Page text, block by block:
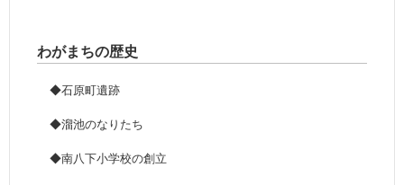
わがまちの歴史
◆石原町遺跡
◆溜池のなりたち
◆南八下小学校の創立